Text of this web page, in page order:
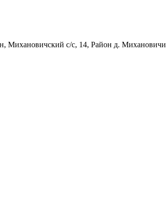
Михановичский с/с, 14, Район д. Михановичи